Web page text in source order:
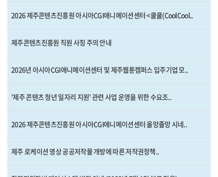
2026 제주콘텐츠진흥원 아시아CGI애니메이션센터 <쿨쿨(CoolCool..
제주콘텐츠진흥원 직원 사칭 주의 안내
2026년 아시아CGI애니메이션센터 및 제주웹툰캠퍼스 입주기업 모..
'제주 콘텐츠 청년 일자리 지원' 관련 사업 운영을 위한 수요조..
2026 제주콘텐츠진흥원 아시아CGI애니메이션센터 올망졸망 시네..
제주 로케이션 영상 공공저작물 개방에 따른 저작권정책..